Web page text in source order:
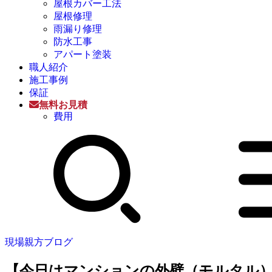
屋根カバー工法
屋根修理
雨漏り修理
防水工事
アパート塗装
職人紹介
施工事例
保証
無料お見積
費用
現場親方ブログ